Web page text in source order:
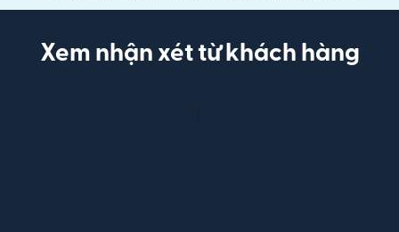
Xem nhận xét từ khách hàng